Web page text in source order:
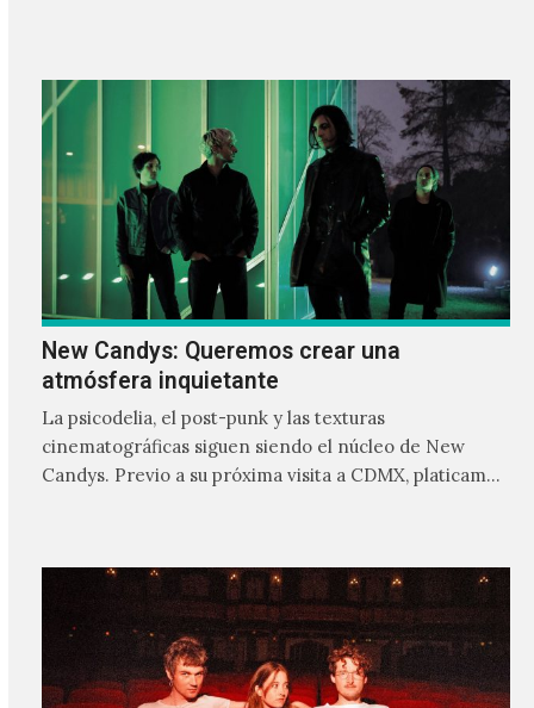
New Candys: Queremos crear una
atmósfera inquietante
La psicodelia, el post-punk y las texturas
cinematográficas siguen siendo el núcleo de New
Candys. Previo a su próxima visita a CDMX, platicamos